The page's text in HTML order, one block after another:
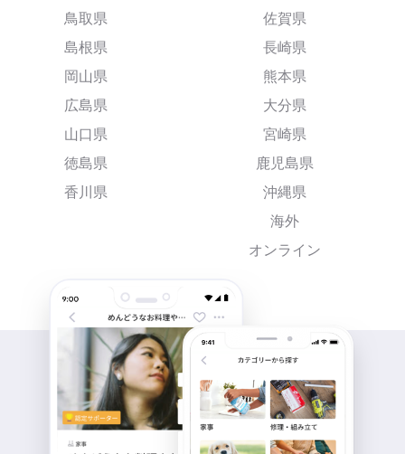
鳥取県
島根県
岡山県
広島県
山口県
徳島県
香川県
佐賀県
長崎県
熊本県
大分県
宮崎県
鹿児島県
沖縄県
海外
オンライン